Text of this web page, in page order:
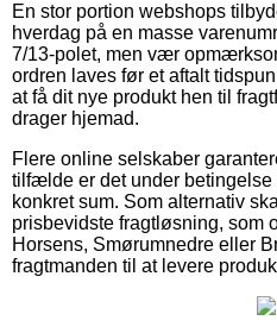
En stor portion webshops
hverdag på en masse
7/13-polet, men vær
ordren laves før et aftalt
at få dit nye produkt hen til
drager hjemad.
Flere online selskaber
tilfælde er det under betingelse
konkret sum. Som alternativ
prisbevidste fragtløsning, som
Horsens, Smørumnedre eller
fragtmanden til at levere